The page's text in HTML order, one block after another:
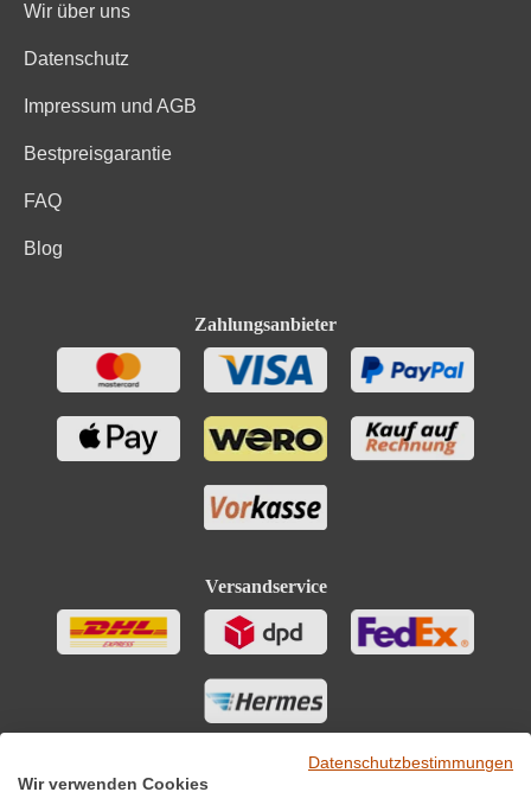
Wir über uns
Datenschutz
Impressum und AGB
Bestpreisgarantie
FAQ
Blog
Zahlungsanbieter
Versandservice
Datenschutzbestimmungen
Wir verwenden Cookies